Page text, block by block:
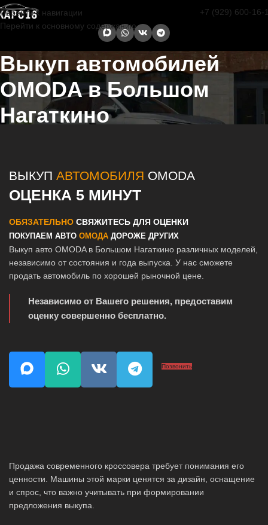
Перейти к навигации
Перейти к основному содержанию
+7 (929) 600-16-
Выкуп автомобилей
OMODA в Большом
Нагаткино
ВЫКУП АВТОМОБИЛЯ OMODA
ОЦЕНКА 5 МИНУТ
ОБЯЗАТЕЛЬНО СВЯЖИТЕСЬ ДЛЯ ОЦЕНКИ
ПОКУПАЕМ АВТО ОМОДА ДОРОЖЕ ДРУГИХ
Выкуп авто OMODA в Большом Нагаткино различных моделей,
независимо от состояния и года выпуска. У нас сможете
продать автомобиль по хорошей рыночной цене.
Независимо от Вашего решения, предоставим
оценку совершенно бесплатно.
Позвонить
Продажа современного кроссовера требует понимания его
ценности. Машины этой марки ценятся за дизайн, оснащение
и спрос, что важно учитывать при формировании
предложения выкупа.